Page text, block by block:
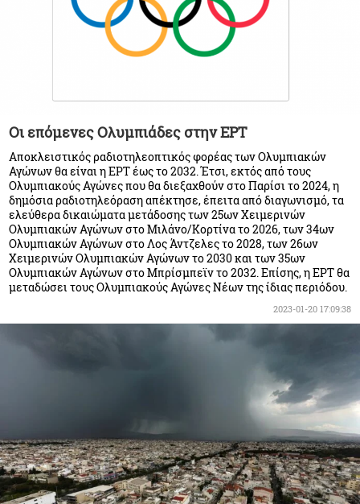
Οι επόμενες Ολυμπιάδες στην ΕΡΤ
Αποκλειστικός ραδιοτηλεοπτικός φορέας των Ολυμπιακών
Αγώνων θα είναι η ΕΡΤ έως το 2032. Έτσι, εκτός από τους
Ολυμπιακούς Αγώνες που θα διεξαχθούν στο Παρίσι το 2024, η
δημόσια ραδιοτηλεόραση απέκτησε, έπειτα από διαγωνισμό, τα
ελεύθερα δικαιώματα μετάδοσης των 25ων Χειμερινών
Ολυμπιακών Αγώνων στο Μιλάνο/Κορτίνα το 2026, των 34ων
Ολυμπιακών Αγώνων στο Λος Άντζελες το 2028, των 26ων
Χειμερινών Ολυμπιακών Αγώνων το 2030 και των 35ων
Ολυμπιακών Αγώνων στο Μπρίσμπεϊν το 2032. Επίσης, η ΕΡΤ θα
μεταδώσει τους Ολυμπιακούς Αγώνες Νέων της ίδιας περιόδου.
2023-01-20 17:09:38